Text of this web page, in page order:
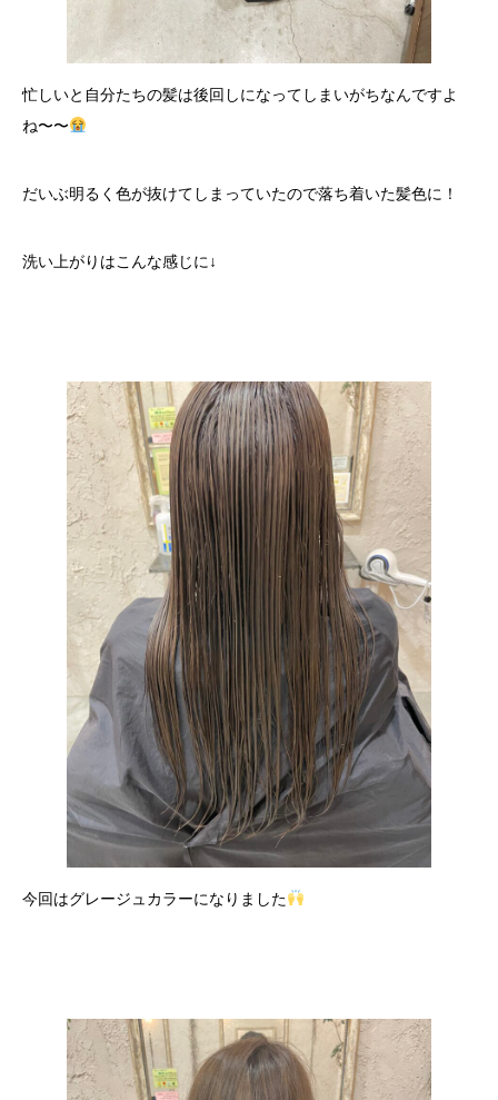
忙しいと自分たちの髪は後回しになってしまいがちなんですよ
ね〜〜
だいぶ明るく色が抜けてしまっていたので落ち着いた髪色に！
洗い上がりはこんな感じに↓
今回はグレージュカラーになりました